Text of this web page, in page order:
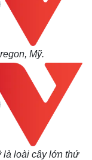
Mỹ.
là loài cây lớn thứ